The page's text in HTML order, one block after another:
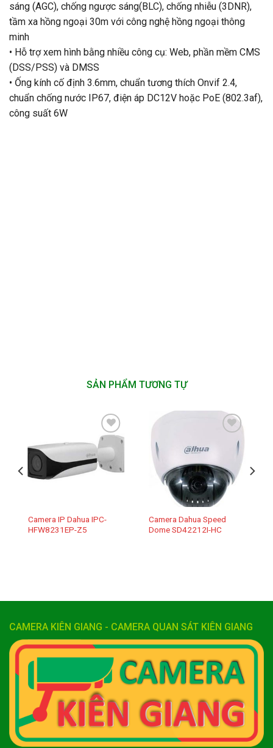
sáng (AGC), chống ngược sáng(BLC), chống nhiễu (3DNR),
tầm xa hồng ngoại 30m với công nghệ hồng ngoại thông
minh
• Hỗ trợ xem hình bằng nhiều công cụ: Web, phần mềm CMS
(DSS/PSS) và DMSS
• Ống kính cố định 3.6mm, chuẩn tương thích Onvif 2.4,
chuẩn chống nước IP67, điện áp DC12V hoặc PoE (802.3af),
công suất 6W
SẢN PHẨM TƯƠNG TỰ
Add to
wishlist
Camera IP Dahua IPC-
HFW8231EP-Z5
Add to
wishlist
Camera Dahua Speed
Dome SD42212I-HC
CAMERA KIÊN GIANG - CAMERA QUAN SÁT KIÊN GIANG